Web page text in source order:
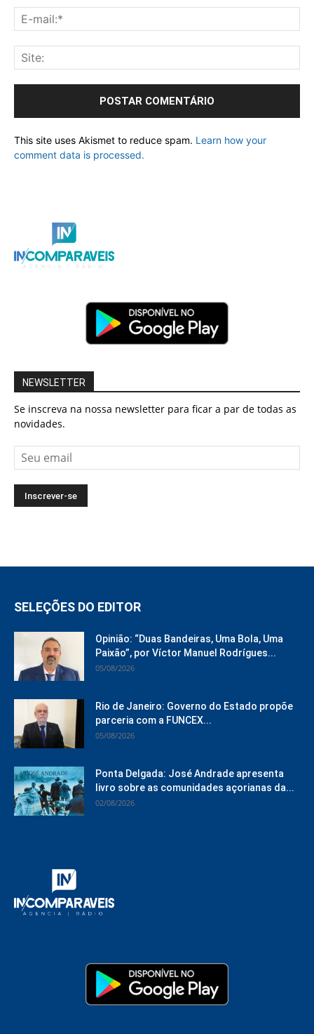
This site uses Akismet to reduce spam. Learn how your
comment data is processed.
NEWSLETTER
Se inscreva na nossa newsletter para ficar a par de todas as
novidades.
SELEÇÕES DO EDITOR
Opinião: “Duas Bandeiras, Uma Bola, Uma
Paixão”, por Víctor Manuel Rodrígues...
05/08/2026
Rio de Janeiro: Governo do Estado propõe
parceria com a FUNCEX...
05/08/2026
Ponta Delgada: José Andrade apresenta
livro sobre as comunidades açorianas da...
02/08/2026